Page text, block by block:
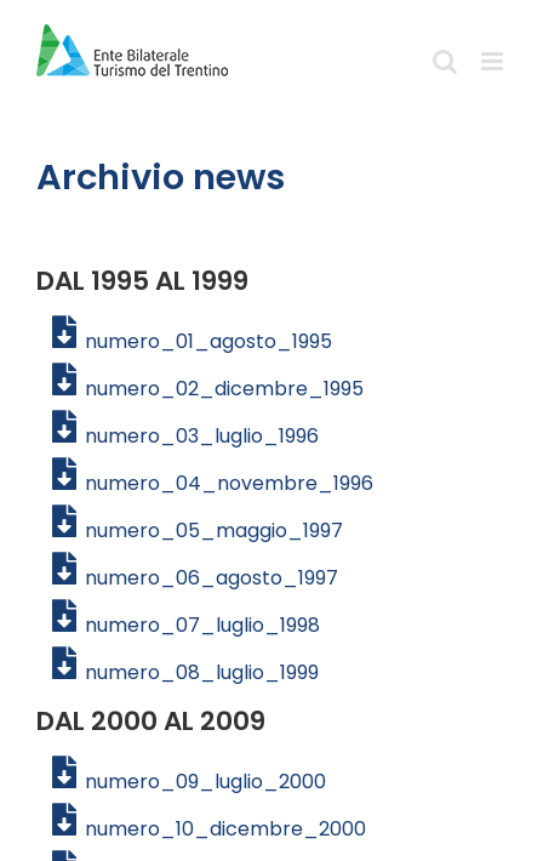
contenuto
Archivio news
DAL 1995 AL 1999
numero_01_agosto_1995
numero_02_dicembre_1995
numero_03_luglio_1996
numero_04_novembre_1996
numero_05_maggio_1997
numero_06_agosto_1997
numero_07_luglio_1998
numero_08_luglio_1999
DAL 2000 AL 2009
numero_09_luglio_2000
numero_10_dicembre_2000